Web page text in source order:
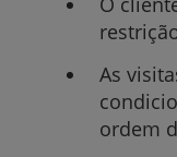
As
ordem